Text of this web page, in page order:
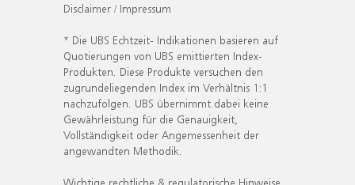
Disclaimer / Impressum
* Die UBS Echtzeit- Indikationen basieren auf
Quotierungen von UBS emittierten Index-
Produkten. Diese Produkte versuchen den
zugrundeliegenden Index im Verhältnis 1:1
nachzufolgen. UBS übernimmt dabei keine
Gewährleistung für die Genauigkeit,
Vollständigkeit oder Angemessenheit der
angewandten Methodik.